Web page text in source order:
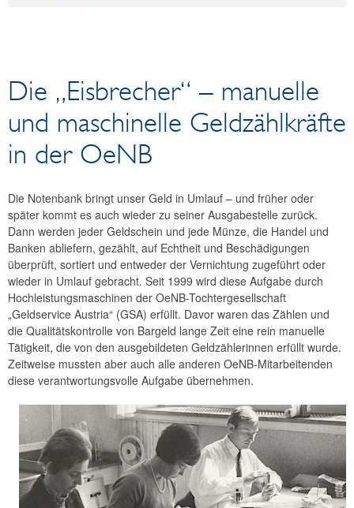
Rechtliche Grundlagen
Corporate Governance
Jahresabschluss
Unternehmensgeschichte
Onlinesuche
Schriftliche Auskunft
Vor-Ort-Besuch
Beschreibung der Archivbestände
Geschichte erzählen
Bilder erzählen Geschichte
Briefe erzählen Geschichte
Bedeutende Persönlichkeiten
Geldmuseum
Forschungsförderung
Kunst und Kultur
Die „Eisbrecher“ – manuelle
und maschinelle Geldzählkräfte
in der OeNB
Die Notenbank bringt unser Geld in Umlauf – und früher oder
später kommt es auch wieder zu seiner Ausgabestelle zurück.
Dann werden jeder Geldschein und jede Münze, die Handel und
Banken abliefern, gezählt, auf Echtheit und Beschädigungen
überprüft, sortiert und entweder der Vernichtung zugeführt oder
wieder in Umlauf gebracht. Seit 1999 wird diese Aufgabe durch
Hochleistungsmaschinen der OeNB-Tochtergesellschaft
„Geldservice Austria“ (GSA) erfüllt. Davor waren das Zählen und
die Qualitätskontrolle von Bargeld lange Zeit eine rein manuelle
Tätigkeit, die von den ausgebildeten Geldzählerinnen erfüllt wurde.
Zeitweise mussten aber auch alle anderen OeNB-Mitarbeitenden
diese verantwortungsvolle Aufgabe übernehmen.